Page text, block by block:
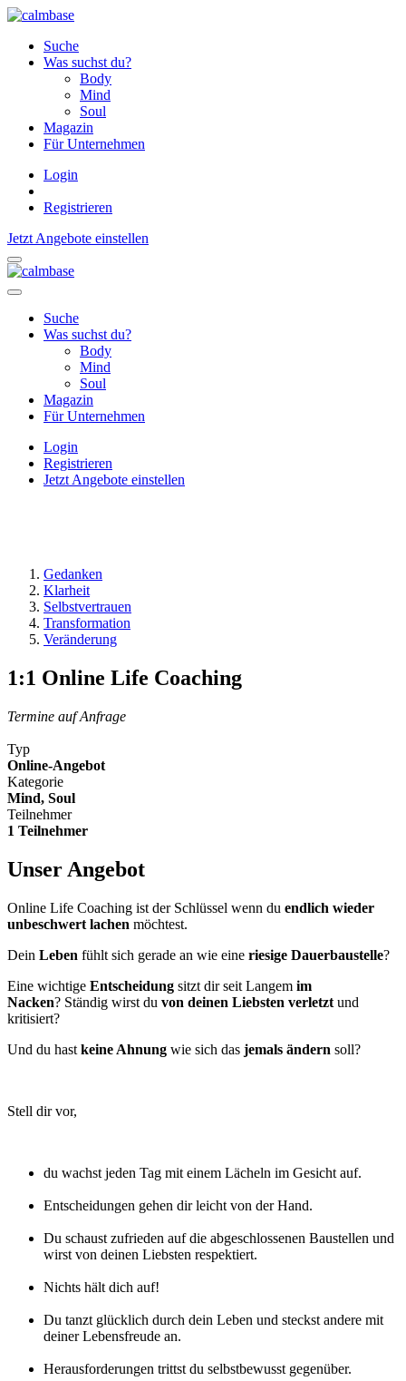
Suche
Was suchst du?
Body
Mind
Soul
Magazin
Für Unternehmen
Login
Registrieren
Jetzt Angebote einstellen
Suche
Was suchst du?
Body
Mind
Soul
Magazin
Für Unternehmen
Login
Registrieren
Jetzt Angebote einstellen
Gedanken
Klarheit
Selbstvertrauen
Transformation
Veränderung
1:1 Online Life Coaching
Termine auf Anfrage
Typ
Online-Angebot
Kategorie
Mind, Soul
Teilnehmer
1 Teilnehmer
Unser Angebot
Online Life Coaching ist der Schlüssel wenn du endlich wieder
unbeschwert lachen möchtest.
Dein Leben fühlt sich gerade an wie eine riesige Dauerbaustelle?
Eine wichtige Entscheidung sitzt dir seit Langem im
Nacken? Ständig wirst du von deinen Liebsten verletzt und
kritisiert?
Und du hast keine Ahnung wie sich das jemals ändern soll?
Stell dir vor,
du wachst jeden Tag mit einem Lächeln im Gesicht auf.
Entscheidungen gehen dir leicht von der Hand.
Du schaust zufrieden auf die abgeschlossenen Baustellen und
wirst von deinen Liebsten respektiert.
Nichts hält dich auf!
Du tanzt glücklich durch dein Leben und steckst andere mit
deiner Lebensfreude an.
Herausforderungen trittst du selbstbewusst gegenüber.